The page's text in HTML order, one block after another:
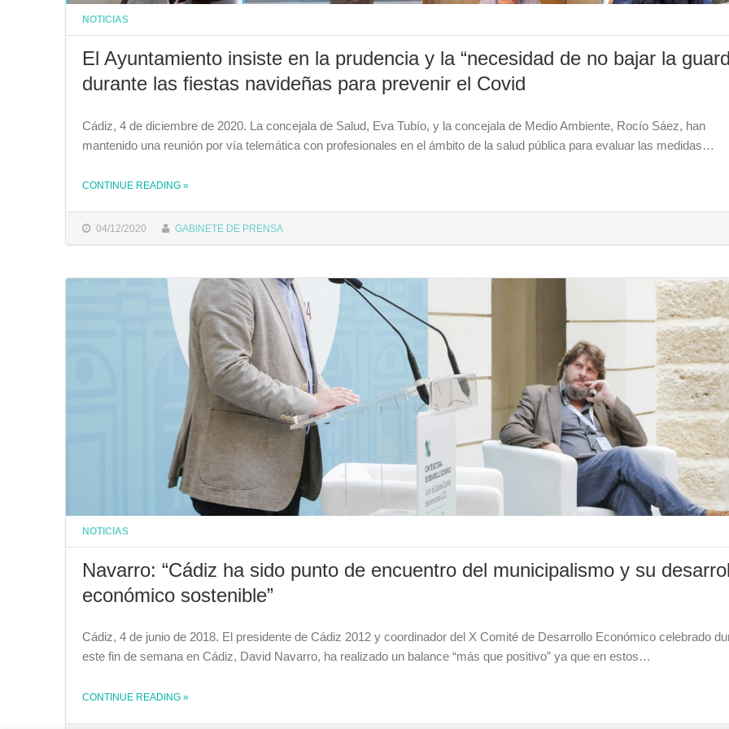
NOTICIAS
El Ayuntamiento insiste en la prudencia y la “necesidad de no bajar la
durante las fiestas navideñas para prevenir el Covid
04/12/2020 GABINETE DE PRENSA
Cádiz, 4 de diciembre de 2020. La concejala de Salud, Eva Tubío, y la concejala de Medio Ambiente, Rocío Sáez, han
mantenido una reunión por vía telemática con profesionales en el ámbito de la salud pública para evaluar las medidas…
CONTINUE READING »
NOTICIAS
Navarro: “Cádiz ha sido punto de encuentro del municipalismo y su
económico sostenible”
Cádiz, 4 de junio de 2018. El presidente de Cádiz 2012 y coordinador del X Comité de Desarrollo Económico celebrado
este fin de semana en Cádiz, David Navarro, ha realizado un balance “más que positivo” ya que en estos…
CONTINUE READING THE "NAVARRO: “CÁDIZ HA SIDO PUNTO DE ENCUENTRO DEL MUNICIPALISMO Y SU DESARROLLO ECONÓMICO SOSTENIBLE”"
»